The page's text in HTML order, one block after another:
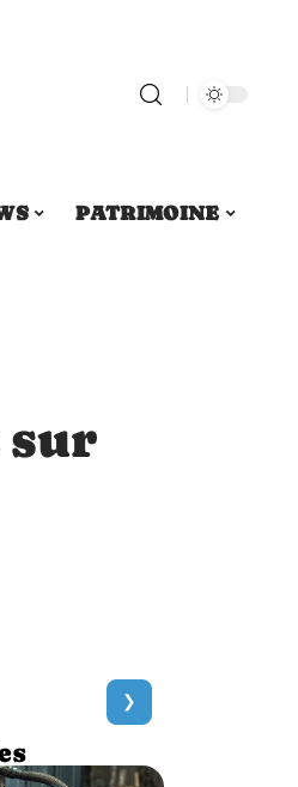
PATRIMOINE
sur